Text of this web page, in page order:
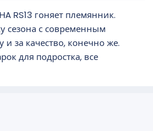
RS13 гоняет племянник.
сезона с современным
за качество, конечно же.
для подростка, все